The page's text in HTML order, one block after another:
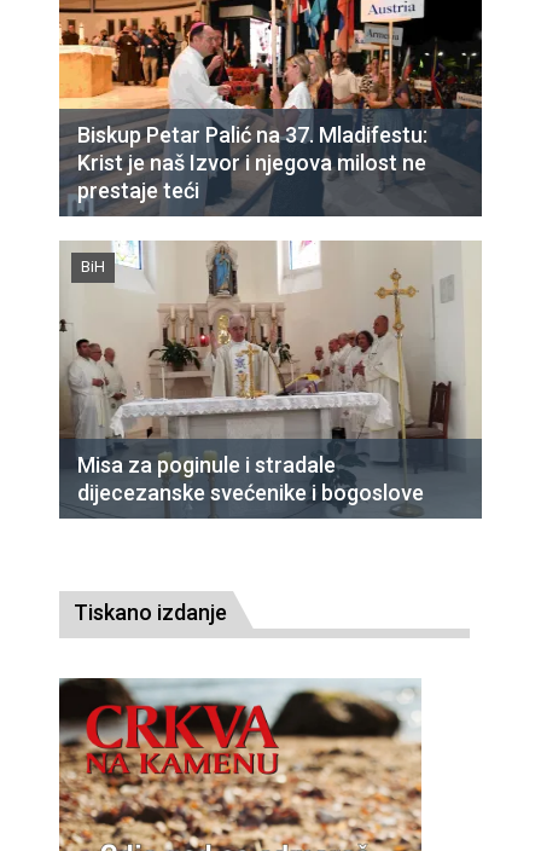
Biskup Petar Palić na 37. Mladifestu:
Krist je naš Izvor i njegova milost ne
prestaje teći
BiH
Misa za poginule i stradale
dijecezanske svećenike i bogoslove
Tiskano izdanje